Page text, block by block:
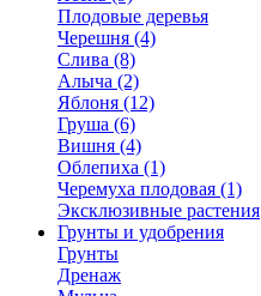
Плодовые деревья
Черешня (4)
Слива (8)
Алыча (2)
Яблоня (12)
Груша (6)
Вишня (4)
Облепиха (1)
Черемуха плодовая (1)
Эксклюзивные растения
Грунты и удобрения
Грунты
Дренаж